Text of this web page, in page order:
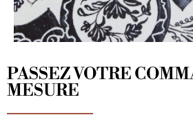
PASSEZ VOTRE
MESURE